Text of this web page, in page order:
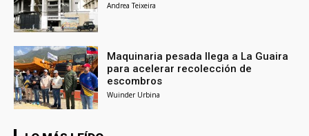
Andrea Teixeira
Maquinaria pesada llega a La Guaira
para acelerar recolección de
escombros
Wuinder Urbina